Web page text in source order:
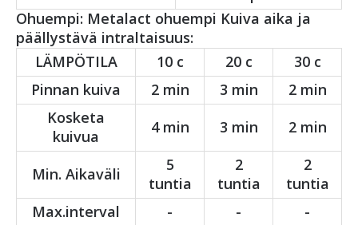
Ohuempi: Metalact ohuempi Kuiva aika ja
päällystävä intraltaisuus:
LÄMPÖTILA
10 c 20 c
30 c
Pinnan kuiva
2 min 3 min
2 min
Kosketa
kuivua
4 min 3 min 2 min
Min. Aikaväli
5
tuntia
2
tuntia
2
tuntia
Max.interval
- -
-